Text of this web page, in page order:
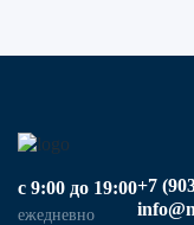
с 9:00 до 19:00
ежедневно
+7